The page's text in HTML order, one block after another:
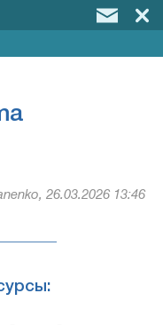
26.03.2026 13:46